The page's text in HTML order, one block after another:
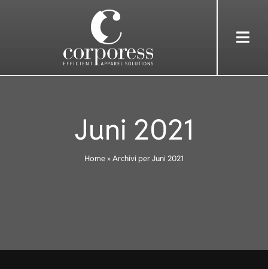
ÜBER UNS
REFERENZEN
Juni 2021
Home »Archivi per Juni 2021